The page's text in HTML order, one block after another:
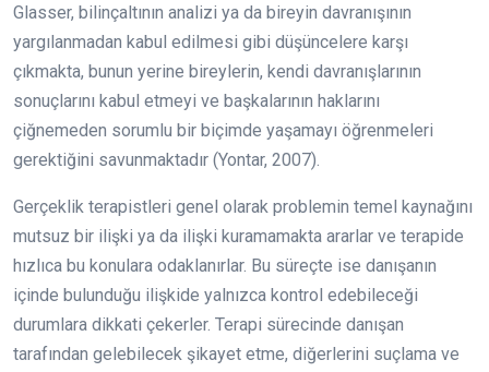
Glasser, bilinçaltının analizi ya da bireyin davranışının
yargılanmadan kabul edilmesi gibi düşüncelere karşı
çıkmakta, bunun yerine bireylerin, kendi davranışlarının
sonuçlarını kabul etmeyi ve başkalarının haklarını
çiğnemeden sorumlu bir biçimde yaşamayı öğrenmeleri
gerektiğini savunmaktadır (Yontar, 2007).
Gerçeklik terapistleri genel olarak problemin temel kaynağını
mutsuz bir ilişki ya da ilişki kuramamakta ararlar ve terapide
hızlıca bu konulara odaklanırlar. Bu süreçte ise danışanın
içinde bulunduğu ilişkide yalnızca kontrol edebileceği
durumlara dikkati çekerler. Terapi sürecinde danışan
tarafından gelebilecek şikayet etme, diğerlerini suçlama ve